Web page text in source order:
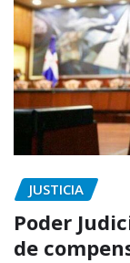
JUSTICIA
Poder
de